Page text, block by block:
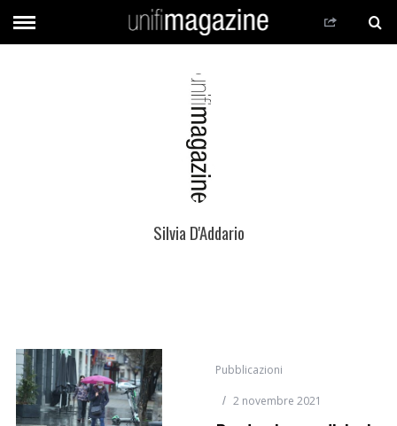
Silvia D'Addario
Pubblicazioni
2 novembre 2021